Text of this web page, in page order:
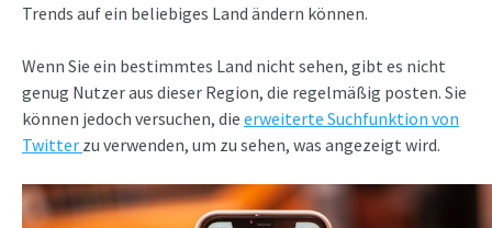
Trends auf ein beliebiges Land ändern können.
Wenn Sie ein bestimmtes Land nicht sehen, gibt es nicht
genug Nutzer aus dieser Region, die regelmäßig posten. Sie
können jedoch versuchen, die erweiterte Suchfunktion von
Twitter zu verwenden, um zu sehen, was angezeigt wird.